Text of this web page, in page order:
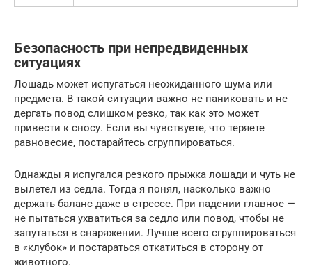
Безопасность при непредвиденных
ситуациях
Лошадь может испугаться неожиданного шума или
предмета. В такой ситуации важно не паниковать и не
дергать повод слишком резко, так как это может
привести к сносу. Если вы чувствуете, что теряете
равновесие, постарайтесь сгруппироваться.
Однажды я испугался резкого прыжка лошади и чуть не
вылетел из седла. Тогда я понял, насколько важно
держать баланс даже в стрессе. При падении главное —
не пытаться ухватиться за седло или повод, чтобы не
запутаться в снаряжении. Лучше всего сгруппироваться
в «клубок» и постараться откатиться в сторону от
животного.